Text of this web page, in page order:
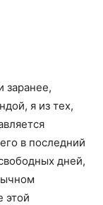
заранее,
я из тех,
в последний
дней,
этой